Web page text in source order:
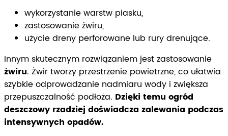
wykorzystanie warstw piasku,
zastosowanie żwiru,
użycie dreny perforowane lub rury drenujące.
Innym skutecznym rozwiązaniem jest zastosowanie
żwiru. Żwir tworzy przestrzenie powietrzne, co ułatwia
szybkie odprowadzanie nadmiaru wody i zwiększa
przepuszczalność podłoża. Dzięki temu ogród
deszczowy rzadziej doświadcza zalewania podczas
intensywnych opadów.